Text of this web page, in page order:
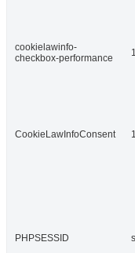
cookielawinfo-
checkbox-performance
CookieLawInfoConsent
PHPSESSID